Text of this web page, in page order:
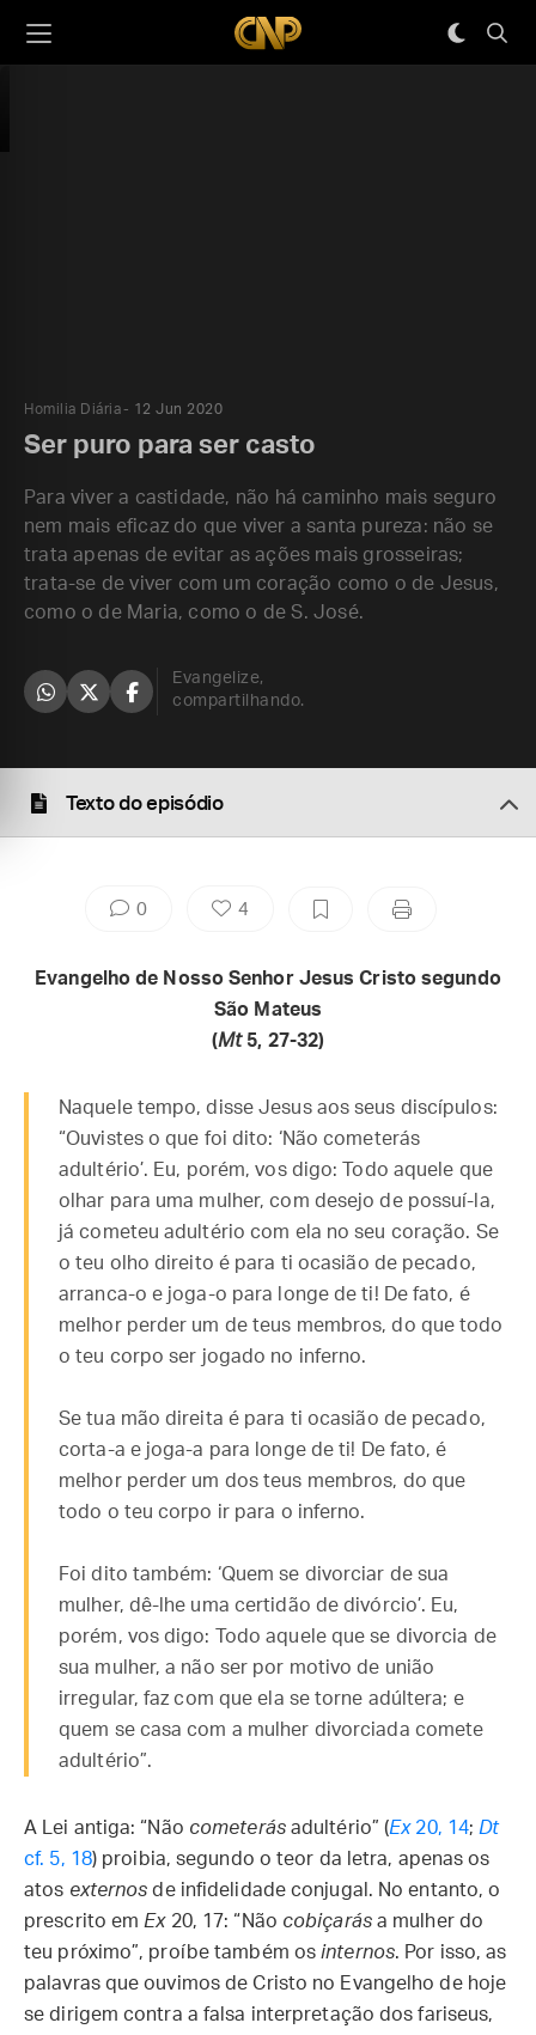
Homilia Diária 12 Jun 2020
Ser puro para ser casto
Para viver a castidade, não há caminho mais seguro
nem mais eficaz do que viver a santa pureza: não se
trata apenas de evitar as ações mais grosseiras;
trata-se de viver com um coração como o de Jesus,
como o de Maria, como o de S. José.
Evangelize,
compartilhando.
Texto do episódio
0 4
Evangelho de Nosso Senhor Jesus Cristo segundo
São Mateus
(Mt5, 27-32)
Naquele tempo, disse Jesus aos seus discípulos:
“Ouvistes o que foi dito: ‘Não cometerás
adultério’. Eu, porém, vos digo: Todo aquele que
olhar para uma mulher, com desejo de possuí-la,
já cometeu adultério com ela no seu coração. Se
o teu olho direito é para ti ocasião de pecado,
arranca-o e joga-o para longe de ti! De fato, é
melhor perder um de teus membros, do que todo
o teu corpo ser jogado no inferno.
Se tua mão direita é para ti ocasião de pecado,
corta-a e joga-a para longe de ti! De fato, é
melhor perder um dos teus membros, do que
todo o teu corpo ir para o inferno.
Foi dito também: ‘Quem se divorciar de sua
mulher, dê-lhe uma certidão de divórcio’. Eu,
porém, vos digo: Todo aquele que se divorcia de
sua mulher, a não ser por motivo de união
irregular, faz com que ela se torne adúltera; e
quem se casa com a mulher divorciada comete
adultério”.
A Lei antiga: “Não cometerásadultério” (Ex20, 14; Dt
cf. 5, 18) proibia, segundo o teor da letra, apenas os
atos externos de infidelidade conjugal. No entanto, o
prescrito em Ex20, 17: “Não cobiçarása mulher do
teu próxi­mo”, proíbe também osinternos. Por isso, as
palavras que ouvimos de Cristo no Evangelho de hoje
se dirigem contra a falsa interpretação dos fariseus,